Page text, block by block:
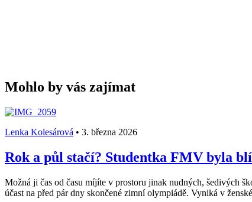
Mohlo by vás zajímat
Lenka Kolesárová • 3. března 2026
Rok a půl stačí? Studentka FMV byla
Možná ji čas od času míjíte v prostoru jinak nudných, šedivých
účast na před pár dny skončené zimní olympiádě. Vyniká v